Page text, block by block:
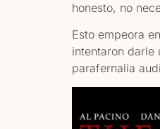
honesto, no
Esto empeora
intentaron darle
parafernalia